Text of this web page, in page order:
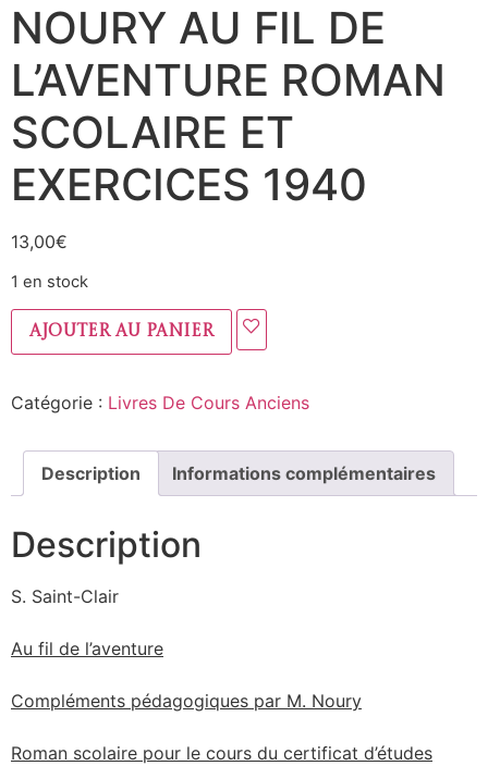
NOURY AU FIL DE
L’AVENTURE ROMAN
SCOLAIRE ET
EXERCICES 1940
13,00€
1 en stock
Ajouter au panier
Catégorie : Livres De Cours Anciens
Description Informations complémentaires
Description
S. Saint-Clair
Au fil de l’aventure
Compléments pédagogiques par M. Noury
Roman scolaire pour le cours du certificat d’études